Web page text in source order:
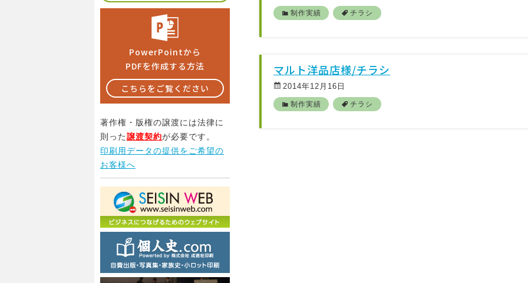
PowerPointから
PDFを作成する方法
こちらをご覧ください
著作権・版権の譲渡には法律に
則った譲渡契約が必要です。
印刷用データの提供をご希望の
お客様へ
制作実績 チラシ
マルト洋品店様/チラシ
2014年12月16日
制作実績 チラシ